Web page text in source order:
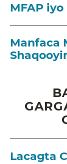
MFAP
Manfaca
Lacagta